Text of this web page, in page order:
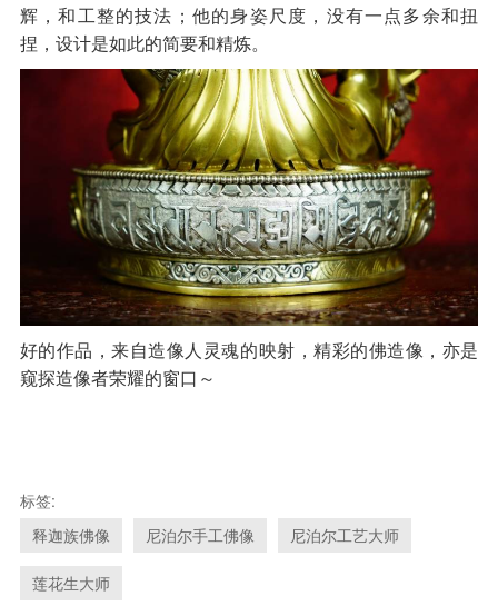
辉，和工整的技法；他的身姿尺度，没有一点多余和扭
捏，设计是如此的简要和精炼。
好的作品，来自造像人灵魂的映射，精彩的佛造像，亦是
窥探造像者荣耀的窗口～
标签:
释迦族佛像
尼泊尔手工佛像 尼泊尔工艺大师
莲花生大师